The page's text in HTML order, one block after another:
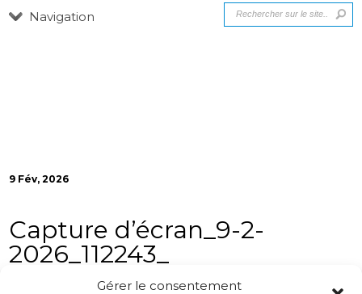
Gérer le consentement
Navigation
9 Fév, 2026
Capture d’écran_9-2-
2026_112243_